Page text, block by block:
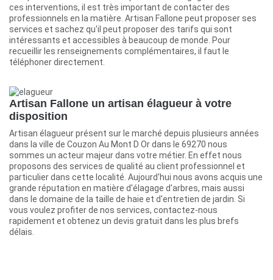
ces interventions, il est très important de contacter des
professionnels en la matière. Artisan Fallone peut proposer ses
services et sachez qu'il peut proposer des tarifs qui sont
intéressants et accessibles à beaucoup de monde. Pour
recueillir les renseignements complémentaires, il faut le
téléphoner directement.
Artisan Fallone un artisan élagueur à votre
disposition
Artisan élagueur présent sur le marché depuis plusieurs années
dans la ville de Couzon Au Mont D Or dans le 69270 nous
sommes un acteur majeur dans votre métier. En effet nous
proposons des services de qualité au client professionnel et
particulier dans cette localité. Aujourd'hui nous avons acquis une
grande réputation en matière d'élagage d'arbres, mais aussi
dans le domaine de la taille de haie et d'entretien de jardin. Si
vous voulez profiter de nos services, contactez-nous
rapidement et obtenez un devis gratuit dans les plus brefs
délais.